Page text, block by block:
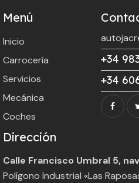
Menú
Inicio
Carrocería
Servicios
Mecánica
Coches
+34
+34
Dirección
Calle Francisco Umbral 5,
Polígono Industrial «Las